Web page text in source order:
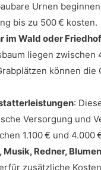
Urnen
bis zu 500 € kosten.
im Wald oder Friedhof
liegen zwischen
können
:
Versorgung und
1.100 € und 4.000
Redner, Blumen
zusätzliche